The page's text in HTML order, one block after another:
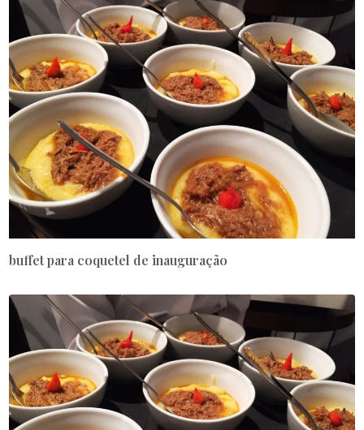
buffet para coquetel de inauguração